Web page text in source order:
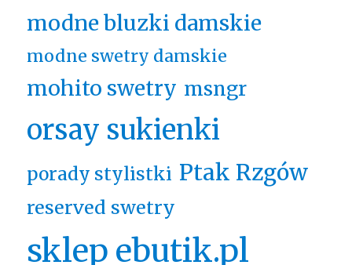
modne bluzki damskie
modne swetry damskie
mohito swetry msngr
orsay sukienki
porady stylistki Ptak Rzgów
reserved swetry
sklep ebutik.pl